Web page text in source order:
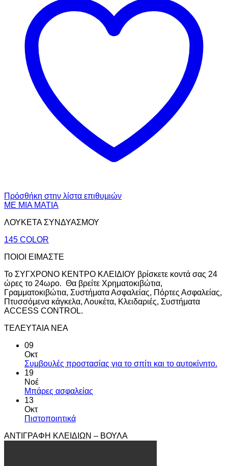
Πρόσθήκη στην λίστα επιθυμιών
ΜΕ ΜΙΑ ΜΑΤΙΑ
ΛΟΥΚΕΤΑ ΣΥΝΔΥΑΣΜΟΥ
145 COLOR
ΠΟΙΟΙ ΕΙΜΑΣΤΕ
Το ΣΥΓΧΡΟΝΟ ΚΕΝΤΡΟ ΚΛΕΙΔΙΟΥ βρίσκετε κοντά σας 24
ώρες το 24ωρο. Θα βρείτε Χρηματοκιβώτια,
Γραμματοκιβώτια, Συστήματα Ασφαλείας, Πόρτες Ασφαλείας,
Πτυσσόμενα κάγκελα, Λουκέτα, Κλειδαριές, Συστήματα
ACCESS CONTROL.
ΤΕΛΕΥΤΑΙΑ ΝΕΑ
09
Οκτ
Συμβουλές προστασίας για το σπίτι και το αυτοκίνητο.
19
Νοέ
Μπάρες ασφαλείας
13
Οκτ
Πιστοποιητικά
ΑΝΤΙΓΡΑΦΗ ΚΛΕΙΔΙΩΝ – ΒΟΥΛΑ